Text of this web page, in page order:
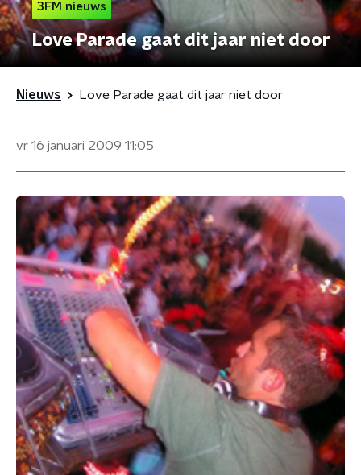
3FM nieuws
Love Parade gaat dit jaar niet door
Nieuws Love Parade gaat dit jaar niet door
vr 16 januari 2009 11:05